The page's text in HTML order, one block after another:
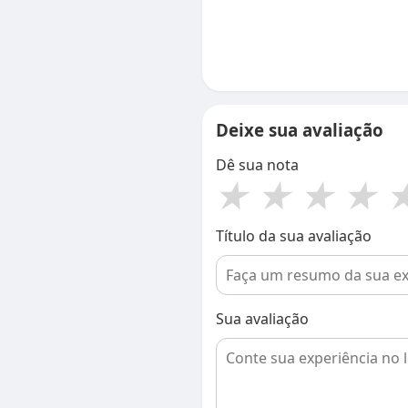
Deixe sua avaliação
Dê sua nota
★ ★ ★ ★
Título da sua avaliação
Sua avaliação